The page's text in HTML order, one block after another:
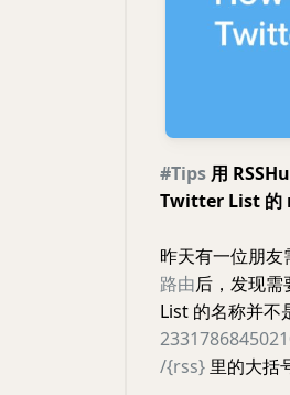
#Tips 用
Twitter List 的
昨天有一位朋友
路由后，发现
List 的名称并不
/{rss} 里的大括